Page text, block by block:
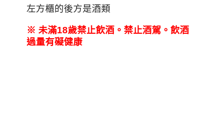
左方櫃的後方是酒類
※ 未滿18歲禁止飲酒。禁止酒駕。飲酒
過量有礙健康